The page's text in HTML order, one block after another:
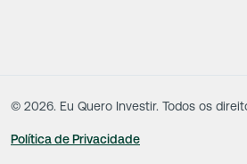
© 2026. Eu Quero Investir. Todos os
Política de Privacidade